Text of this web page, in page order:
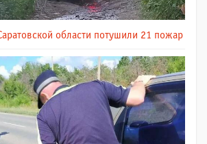
области потушили 21 пожар